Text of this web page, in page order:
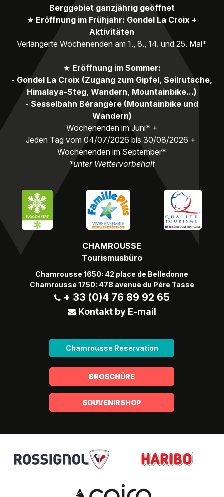
CHAMROUSSE
Tourismusbüro
Chamrousse 1650: 42 place de Belledonne
Chamrousse 1750: 478 avenue du Père Tasse
+ 33 (0)4 76 89 92 65
Kontakt by E-mail
Chamrousse Reservation
Berggebiet ganzjährig geöffnet
★ Eröffnung im Frühjahr: Gondel La Croix +
Aktivitäten
Verlängerte Wochenenden am 1., 8., 14. und 25. Mai*
★ Eröffnung im Sommer:
- Gondel La Croix (Zugang zum Gipfel, Seilrutsche,
Himalaya-Steg, Wandern, Mountainbike...)
- Sesselbahn Bérangère (Mountainbike und
Wandern)
Wochenenden im Juni* +
Jeden Tag vom 04/07/2026 bis 30/08/2026 +
Wochenenden im September*
*unter Wettervorbehalt
BROSCHÜRE
SOUVENIRSHOP